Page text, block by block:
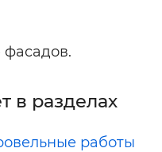
фасадов.
в разделах
работы